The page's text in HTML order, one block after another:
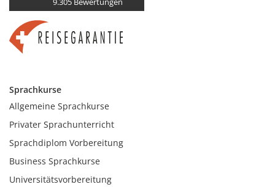
Sprachkurse
Allgemeine Sprachkurse
Privater Sprachunterricht
Sprachdiplom Vorbereitung
Business Sprachkurse
Universitätsvorbereitung